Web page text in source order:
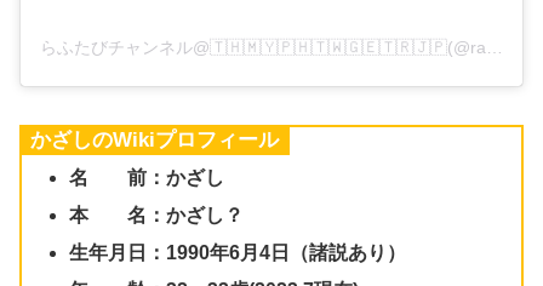
かざしのWikiプロフィール
名 前：かざし
本 名：かざし？
生年月日：1990年6月4日（諸説あり）